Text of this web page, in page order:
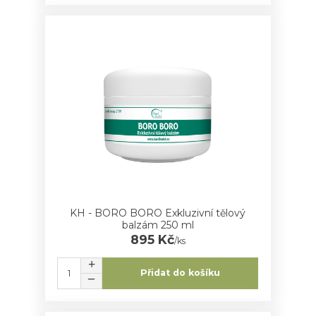
KH - BORO BORO Exkluzivní tělový
balzám 250 ml
895 Kč/ks
Přidat do košíku